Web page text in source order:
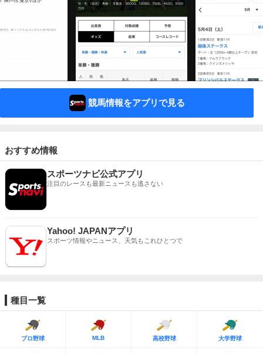
競馬情報をアプリで見る
おすすめ情報
スポーツナビ公式アプリ
注目のレースも最新ニュースも逃さない
Yahoo! JAPANアプリ
スポーツ情報やニュース、天気もこれひとつで
種目一覧
プロ野球 MLB 高校野球 大学野球